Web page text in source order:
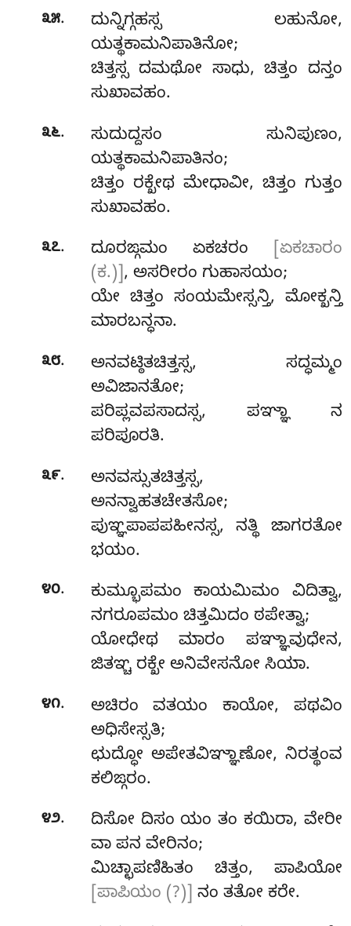
೩೫.
ದುನ್ನಿಗ್ಗಹಸ್ಸ ಲಹುನೋ,
ಯತ್ಥಕಾಮನಿಪಾತಿನೋ;
ಚಿತ್ತಸ್ಸ ದಮಥೋ ಸಾಧು, ಚಿತ್ತಂ ದನ್ತಂ
ಸುಖಾವಹಂ.
೩೬. ಸುದುದ್ದಸಂ ಸುನಿಪುಣಂ,
ಯತ್ಥಕಾಮನಿಪಾತಿನಂ;
ಚಿತ್ತಂ ರಕ್ಖೇಥ ಮೇಧಾವೀ, ಚಿತ್ತಂ ಗುತ್ತಂ
ಸುಖಾವಹಂ.
೩೭. ದೂರಙ್ಗಮಂ ಏಕಚರಂ
[ಏಕಚಾರಂ
(ಕ.)] , ಅಸರೀರಂ ಗುಹಾಸಯಂ;
ಯೇ ಚಿತ್ತಂ ಸಂಯಮೇಸ್ಸನ್ತಿ, ಮೋಕ್ಖನ್ತಿ
ಮಾರಬನ್ಧನಾ.
೩೮.
ಅನವಟ್ಠಿತಚಿತ್ತಸ್ಸ, ಸದ್ಧಮ್ಮಂ
ಅವಿಜಾನತೋ;
ಪರಿಪ್ಲವಪಸಾದಸ್ಸ, ಪಞ್ಞಾ ನ
ಪರಿಪೂರತಿ.
೩೯.
ಅನವಸ್ಸುತಚಿತ್ತಸ್ಸ,
ಅನನ್ವಾಹತಚೇತಸೋ;
ಪುಞ್ಞಪಾಪಪಹೀನಸ್ಸ, ನತ್ಥಿ ಜಾಗರತೋ
ಭಯಂ.
೪೦.
ಕುಮ್ಭೂಪಮಂ ಕಾಯಮಿಮಂ ವಿದಿತ್ವಾ,
ನಗರೂಪಮಂ ಚಿತ್ತಮಿದಂ ಠಪೇತ್ವಾ;
ಯೋಧೇಥ ಮಾರಂ ಪಞ್ಞಾವುಧೇನ,
ಜಿತಞ್ಚ ರಕ್ಖೇ ಅನಿವೇಸನೋ ಸಿಯಾ.
೪೧. ಅಚಿರಂವತಯಂ ಕಾಯೋ, ಪಥವಿಂ
ಅಧಿಸೇಸ್ಸತಿ;
ಛುದ್ಧೋ ಅಪೇತವಿಞ್ಞಾಣೋ, ನಿರತ್ಥಂವ
ಕಲಿಙ್ಗರಂ.
೪೨.
ದಿಸೋ ದಿಸಂ ಯಂ ತಂ ಕಯಿರಾ, ವೇರೀ
ವಾ ಪನ ವೇರಿನಂ;
ಮಿಚ್ಛಾಪಣಿಹಿತಂ ಚಿತ್ತಂ, ಪಾಪಿಯೋ
[ಪಾಪಿಯಂ (?)] ನಂ ತತೋ ಕರೇ.